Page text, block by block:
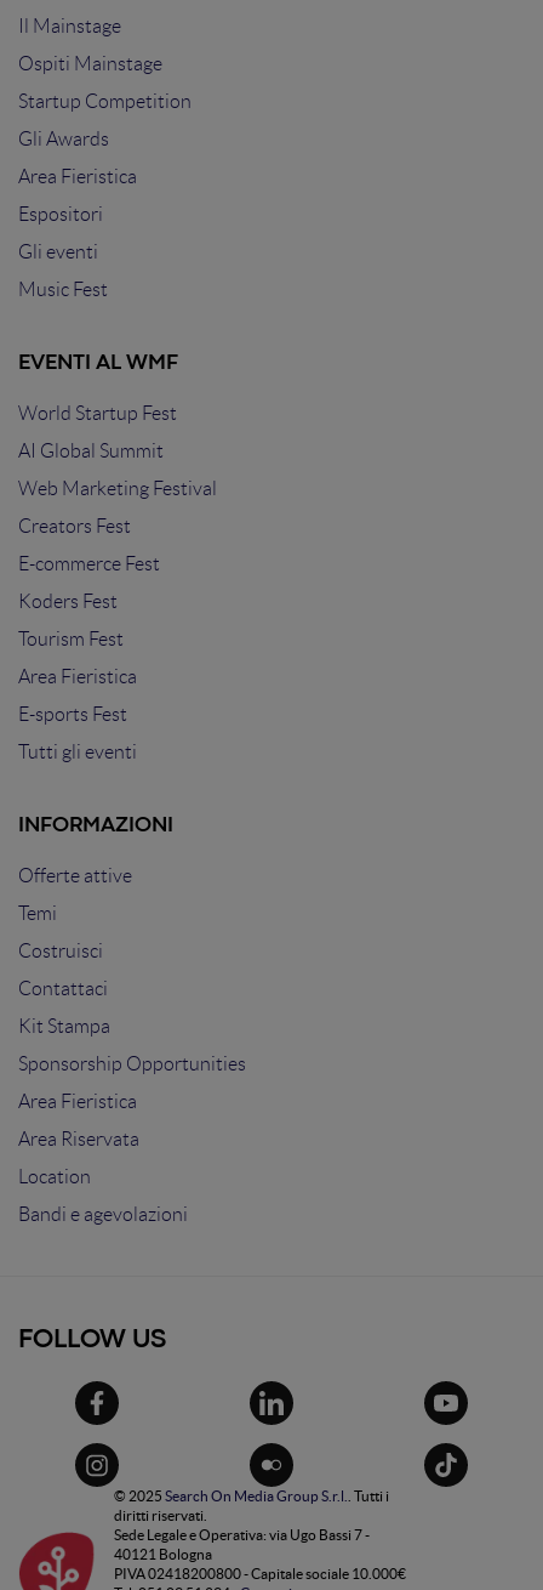
Il Mainstage
Ospiti Mainstage
Startup Competition
Gli Awards
Area Fieristica
Espositori
Gli eventi
Music Fest
EVENTI AL WMF
World Startup Fest
AI Global Summit
Web Marketing Festival
Creators Fest
E-commerce Fest
Koders Fest
Tourism Fest
Area Fieristica
E-sports Fest
Tutti gli eventi
INFORMAZIONI
Offerte attive
Temi
Costruisci
Contattaci
Kit Stampa
Sponsorship Opportunities
Area Fieristica
Area Riservata
Location
Bandi e agevolazioni
FOLLOW US
© 2025 Search On Media Group S.r.l.
. Tutti i
diritti riservati.
Sede Legale e Operativa: via Ugo Bassi 7 -
40121 Bologna
PIVA 02418200800 - Capitale sociale 10.000€